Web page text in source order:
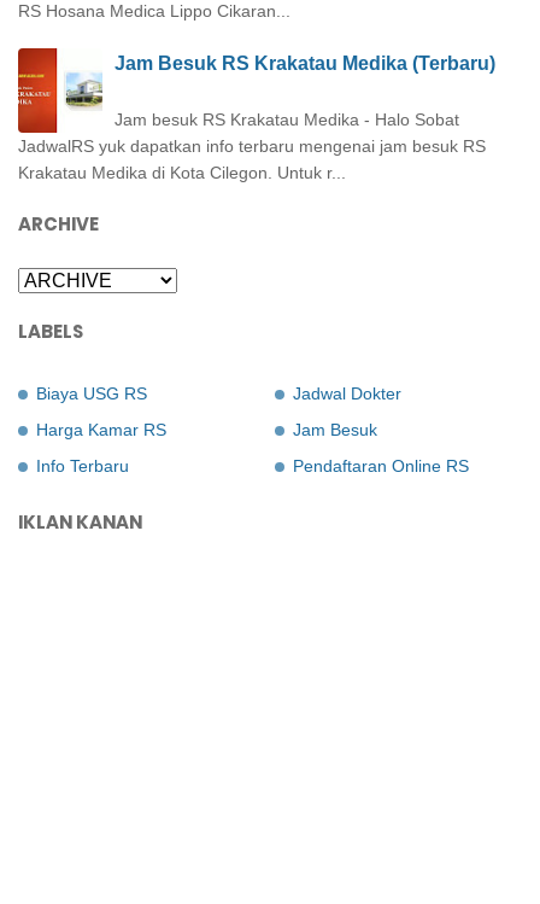
RS Hosana Medica Lippo Cikaran...
Jam Besuk RS Krakatau Medika (Terbaru)
Jam besuk RS Krakatau Medika - Halo Sobat
JadwalRS yuk dapatkan info terbaru mengenai jam besuk RS
Krakatau Medika di Kota Cilegon. Untuk r...
ARCHIVE
LABELS
Biaya USG RS
Harga Kamar RS
Info Terbaru
Jadwal Dokter
Jam Besuk
Pendaftaran Online RS
IKLAN KANAN